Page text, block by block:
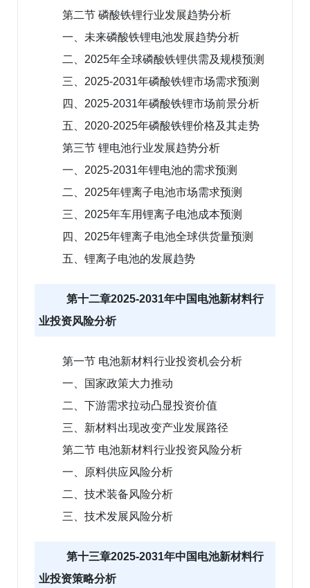
第二节 磷酸铁锂行业发展趋势分析
一、未来磷酸铁锂电池发展趋势分析
二、2025年全球磷酸铁锂供需及规模预测
三、2025-2031年磷酸铁锂市场需求预测
四、2025-2031年磷酸铁锂市场前景分析
五、2020-2025年磷酸铁锂价格及其走势
第三节 锂电池行业发展趋势分析
一、2025-2031年锂电池的需求预测
二、2025年锂离子电池市场需求预测
三、2025年车用锂离子电池成本预测
四、2025年锂离子电池全球供货量预测
五、锂离子电池的发展趋势
第十二章2025-2031年中国电池新材料行
业投资风险分析
第一节 电池新材料行业投资机会分析
一、国家政策大力推动
二、下游需求拉动凸显投资价值
三、新材料出现改变产业发展路径
第二节 电池新材料行业投资风险分析
一、原料供应风险分析
二、技术装备风险分析
三、技术发展风险分析
第十三章2025-2031年中国电池新材料行
业投资策略分析